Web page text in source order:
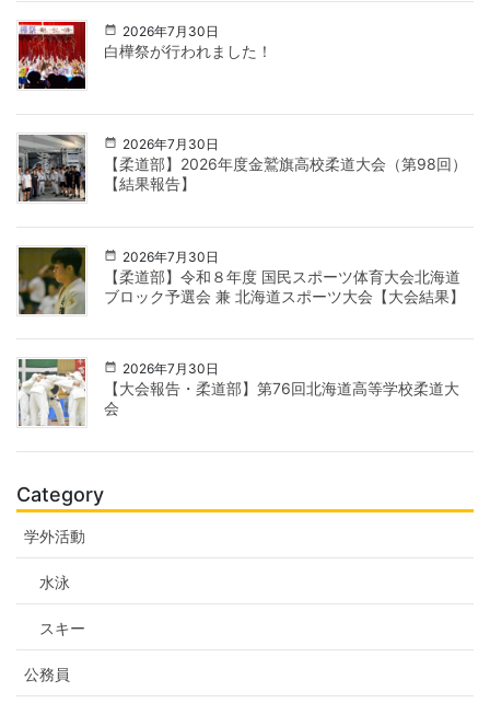
2026年7月30日
白樺祭が行われました！
2026年7月30日
【柔道部】2026年度金鷲旗高校柔道大会（第98回）
【結果報告】
2026年7月30日
【柔道部】令和８年度 国民スポーツ体育大会北海道
ブロック予選会 兼 北海道スポーツ大会【大会結果】
2026年7月30日
【大会報告・柔道部】第76回北海道高等学校柔道大
会
Category
学外活動
水泳
スキー
公務員